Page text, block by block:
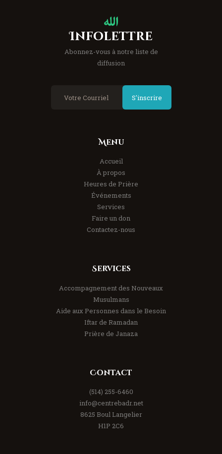
Infolettre
Abonnez-vous à notre liste de
diffusion
S'inscrire
Menu
Accueil
À propos
Heures de Prière
Événements
Services
Faire un don
Contactez-nous
Services
Accompagnement des Nouveaux
Musulmans
Aide aux Personnes dans le Besoin
Iftar de Ramadan
Prière de Janaza
Contact
(514) 255-6460
info@centrebadr.net
8625 Boul Langelier
H1P 2C6